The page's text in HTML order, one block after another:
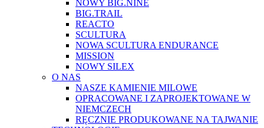
NOWY BIG.NINE
BIG.TRAIL
REACTO
SCULTURA
NOWA SCULTURA ENDURANCE
MISSION
NOWY SILEX
O NAS
NASZE KAMIENIE MILOWE
OPRACOWANE I ZAPROJEKTOWANE W
NIEMCZECH
RĘCZNIE PRODUKOWANE NA TAJWANIE